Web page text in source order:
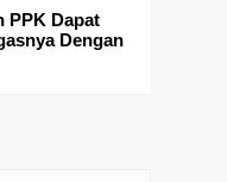
PPK Dapat
Dengan